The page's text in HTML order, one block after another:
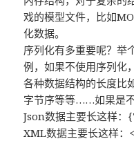
戏的模型文件，比如
化数据。
序列化有多重要呢？举
例，如果不使用序列化
各种数据结构的长度比
字节序等等……如果是
Json数据主要长这样
XML数据主要长这样：